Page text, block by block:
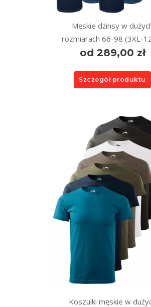
Męskie dżinsy w
rozmiarach 66-98 (3XL-
od 289,00 zł
Szczegół produktu
Koszulki męskie w